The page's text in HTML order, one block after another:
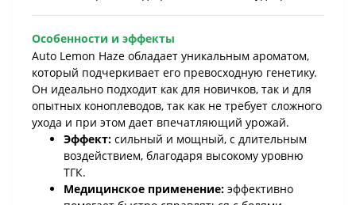
Особенности и эффекты
Auto Lemon Haze обладает уникальным ароматом,
который подчеркивает его превосходную генетику.
Он идеально подходит как для новичков, так и для
опытных коноплеводов, так как не требует сложного
ухода и при этом дает впечатляющий урожай.
Эффект: сильный и мощный, с длительным
воздействием, благодаря высокому уровню
ТГК.
Медицинское применение: эффективно